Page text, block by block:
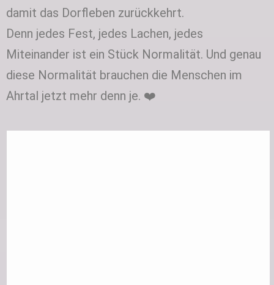
damit das Dorfleben zurückkehrt.
Denn jedes Fest, jedes Lachen, jedes
Miteinander ist ein Stück Normalität. Und genau
diese Normalität brauchen die Menschen im
Ahrtal jetzt mehr denn je. ❤️